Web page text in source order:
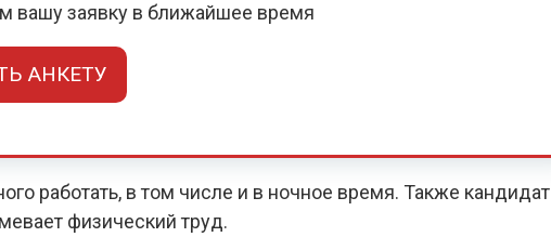
вашу заявку в ближайшее время
АНКЕТУ
работать, в том числе и в ночное время. Также кандидат
физический труд.